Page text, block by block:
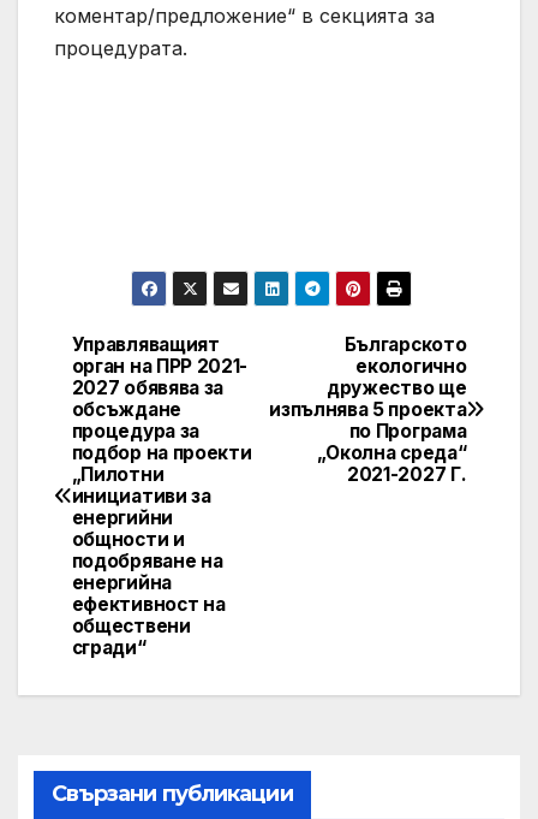
коментар/предложение“ в секцията за
процедурата.
Post
navigation
Българското
екологично
дружество ще
изпълнява 5 проекта
по Програма
„Околна среда“
2021-2027 Г.
Управляващият
орган на ПРР 2021-
2027 обявява за
обсъждане
процедура за
подбор на проекти
„Пилотни
инициативи за
енергийни
общности и
подобряване на
енергийна
ефективност на
обществени
сгради“
Свързани публикации